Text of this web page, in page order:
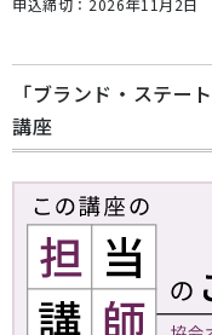
申込締切：2026年11月2日
「ブランド・ステー
講座